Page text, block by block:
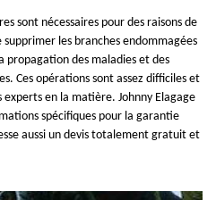
sont nécessaires pour des raisons de
les branches endommagées
propagation des maladies et des
Ces opérations sont assez difficiles et
en la matière. Johnny Elagage
spécifiques pour la garantie
aussi un devis totalement gratuit et